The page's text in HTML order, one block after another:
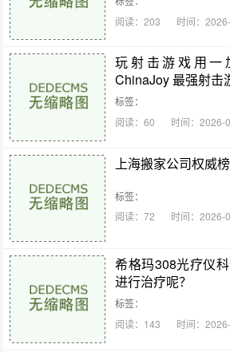
阅读：203
时间：
玩射击游戏用一
ChinaJoy 最强射击
标签：
阅读：60
时间：2026-
上海搬家公司权威榜
标签：
阅读：72
时间：2026-
希格玛308光疗仪
进行治疗呢？
标签：
阅读：143
时间：